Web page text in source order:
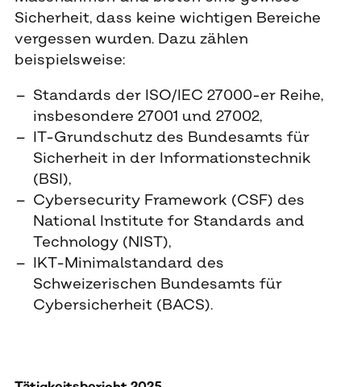
Sicherheit, dass keine wichtigen Bereiche
vergessen wurden. Dazu zählen
beispielsweise:
Standards der ISO/IEC 27000-er Reihe,
insbesondere 27001 und 27002,
IT-Grundschutz des Bundesamts für
Sicherheit in der Informationstechnik
(BSI),
Cybersecurity Framework (CSF) des
National Institute for Standards and
Technology (NIST),
IKT-Minimalstandard des
Schweizerischen Bundesamts für
Cybersicherheit (BACS).